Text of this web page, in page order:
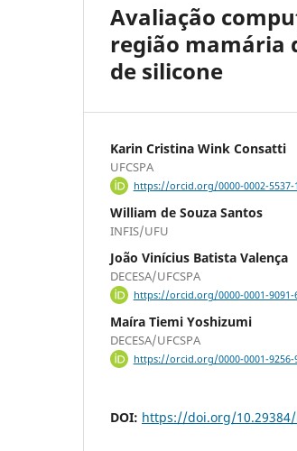
Avaliação
região mamária
de silicone
Karin Cristina Wink Consatti
UFCSPA
https://orcid.org/0000-0002-5537-
William de Souza Santos
INFIS/UFU
João Vinícius Batista Valença
DECESA/UFCSPA
https://orcid.org/0000-0001-9091-
Maíra Tiemi Yoshizumi
DECESA/UFCSPA
https://orcid.org/0000-0001-9256-
DOI: https://doi.org/10.29384/